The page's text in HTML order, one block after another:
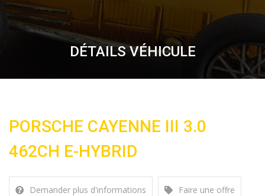
DÉTAILS VÉHICULE
PORSCHE CAYENNE III 3.0
462CH E-HYBRID
Demander plus d'informations Faire une offre